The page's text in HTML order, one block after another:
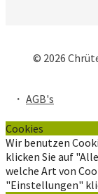
© 2026
・ AGB's
Cookies
Wir benutzen
klicken Sie auf
welche Art von
"Einstellungen"